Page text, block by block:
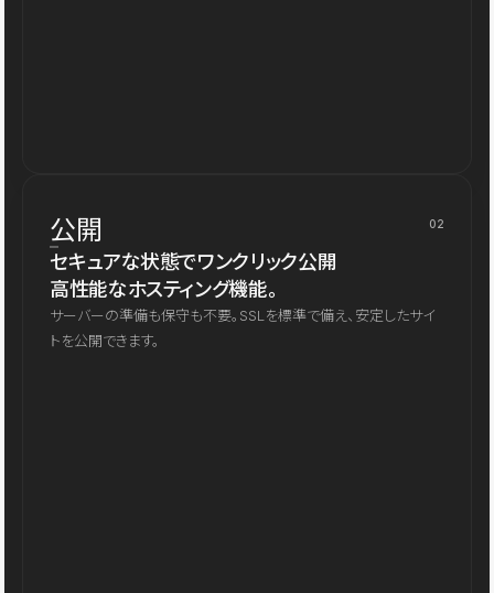
公開 02
セキュアな状態でワンクリック公開
高性能なホスティング機能。
サーバーの準備も保守も不要。SSLを標準で備え、安定したサイ
トを公開できます。